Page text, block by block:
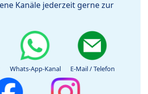
Kanäle jederzeit gerne zur
Whats-App-Kanal E-Mail / Telefon